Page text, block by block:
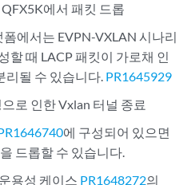
에서 패킷 드롭
폼에서는 EVPN-VXLAN 시나리
할 때 LACP 패킷이 가로채 인
리될 수 있습니다. PR1645929
로 인한 Vxlan 터널 종료
에 구성되어 있으면
드롭할 수 있습니다.
용성 케이스 PR1648272의